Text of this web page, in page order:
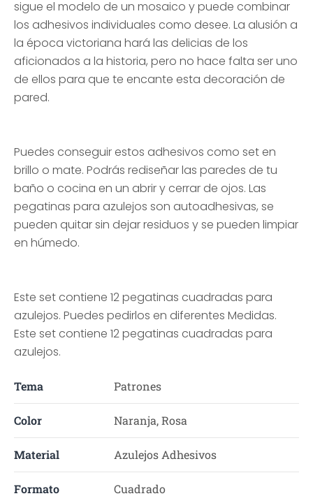
sigue el modelo de un mosaico y puede combinar
los adhesivos individuales como desee. La alusión a
la época victoriana hará las delicias de los
aficionados a la historia, pero no hace falta ser uno
de ellos para que te encante esta decoración de
pared.
Puedes conseguir estos adhesivos como set en
brillo o mate. Podrás rediseñar las paredes de tu
baño o cocina en un abrir y cerrar de ojos. Las
pegatinas para azulejos son autoadhesivas, se
pueden quitar sin dejar residuos y se pueden limpiar
en húmedo.
Este set contiene 12 pegatinas cuadradas para
azulejos. Puedes pedirlos en diferentes Medidas.
Este set contiene 12 pegatinas cuadradas para
azulejos.
Tema Patrones
Color Naranja, Rosa
Material Azulejos Adhesivos
Formato Cuadrado